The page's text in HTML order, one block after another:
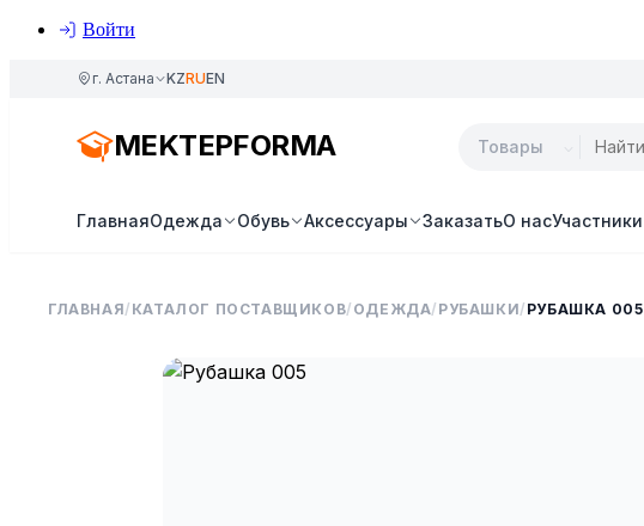
Войти
г. Астана KZRUEN
MEKTEPFORMA
ГлавнаяОдежда Обувь Аксессуары ЗаказатьО насУчастники
ГЛАВНАЯ/ КАТАЛОГ ПОСТАВЩИКОВ/ ОДЕЖДА/ РУБАШКИ/ РУБАШКА 005